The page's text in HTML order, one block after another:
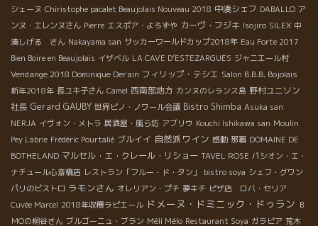
シェーヌ Chiristophe pacalet Beaujolais Nouveau 2018 中湊シェフ DABALLO ア
ンヌ・エレンヌさん Pierre エスポア・よろずや カーヴ・フジキ Isojiro SILEX 中
湊しげる さん Nakayama san サッカーワールドカップ2018年 Eau Forte 2017
Bien Boire en Beaujolais イザベル LA CAVE D’ESTEZARGUES ジャニエール村
Vendange 2018 Dominique Derain フィリップ・テシエ Salon B.B.B. Bojolais
新年2018年 長ユキ子さん Camel 西南部地方 カンヌのレランス島 野村ユニソン
社長 Gerard GAUBY 世界ピノ・ノワール会議 Bistro Shimba Asuka san
NERJA イヴォン・メトラ 居酒屋・風ら坊 アブリウ Kouchi Ishikawa san Moulin
Pey Labrie Frédéric Pourtalié ブルイイ 自然派ワイン 感動 那覇 DOMAINE DE
BOTHELAND マルセル・エ・クレール・リショー TAVEL ROSE パシオン・エ・
ナチュール心斎橋店 レストラン「フルー・ド・タン」 bistro soya シェフ・グワン
パリのビストロ ラモンさん オレリアン・プチ 夢キチ ピザ店 ロバ・セリア
Cuvée Marcel 2018年収穫ラピエール ドメーヌ・ドミニック・ドゥラン Ｂ
ＭОの桐谷さん ブルゴーニュ・ブラン Méli Mélo Restaurant Soya ガラピア 荒木